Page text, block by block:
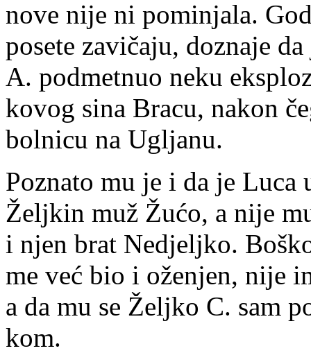
no­ve ni­je ni po­mi­nja­la.
po­se­te za­vi­ča­ju, do­zna­je
A. pod­met­nuo ne­ku
ko­vog si­na Bra­cu, na­kon
bol­ni­cu na Uglja­nu.
Po­zna­to mu je i da je
Želj­kin muž Žu­ćo, a ni­je
i njen brat Ne­djelj­ko.
me već bio i ože­njen, ni­je
a da mu se Želj­ko C. sam
kom.